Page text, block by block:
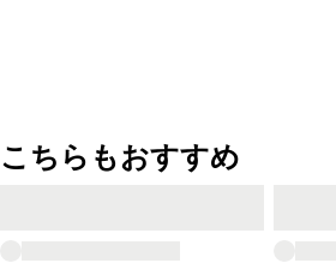
こちらもおすすめ